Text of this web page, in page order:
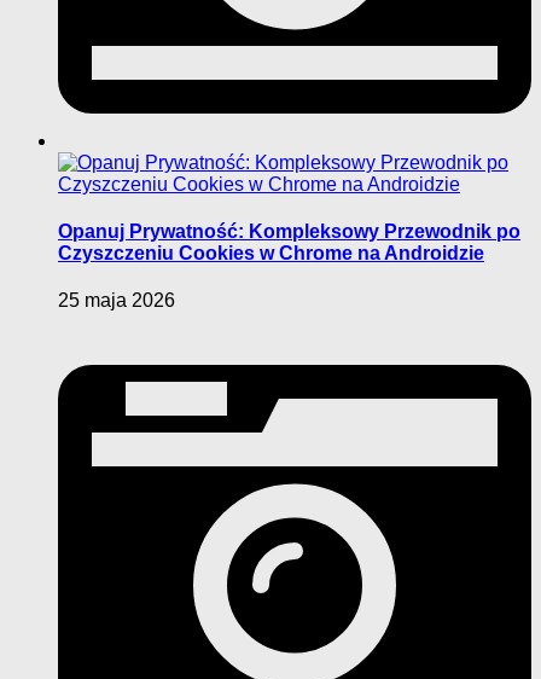
Opanuj Prywatność: Kompleksowy Przewodnik po
Czyszczeniu Cookies w Chrome na Androidzie
25 maja 2026